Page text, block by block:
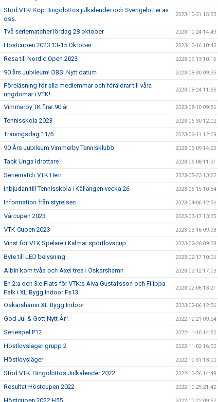
Stöd VTK! Köp Bingolottos julkalender och Sverigelotter av
oss.
2023-10-31 15:33
Två seriematcher lördag 28 oktober 2023-10-24 14:49
Höstcupen 2023 13-15 Oktober 2023-10-16 10:43
Resa till Nordic Open 2023 2023-09-13 10:16
90 års Jubileum! OBS! Nytt datum 2023-08-30 09:35
Föreläsning för alla medlemmar och föräldrar till våra
ungdomar i VTK!
2023-08-24 11:56
Vimmerby TK firar 90 år 2023-08-10 09:56
Tennisskola 2023 2023-06-30 12:02
Träningsdag 11/6 2023-06-11 12:09
90 Års Jubileum Vimmerby Tennisklubb 2023-06-09 14:29
Tack Unga Idrottare ! 2023-06-08 11:31
Seriematch VTK Herr 2023-05-23 13:22
Inbjudan till Tennisskola i Källängen vecka 26 2023-05-15 10:54
Information från styrelsen 2023-04-06 12:56
Vårcupen 2023 2023-03-17 13:35
VTK-Cupen 2023 2023-03-16 09:08
Vinst för VTK Spelare i Kalmar sportlovscup 2023-02-26 09:38
Byte till LED belysning 2023-02-17 10:06
Albin kom tvåa och Axel trea i Oskarshamn 2023-02-12 17:03
En 2:a och 3:e Plats för VTK:s Alva Gustafsson och Filippa
Falk i XL Bygg Indoor Fs13
2023-02-06 13:21
Oskarshamn XL Bygg Indoor 2023-02-06 12:56
God Jul & Gott Nytt År ! 2022-12-21 09:24
Seriespel P12 2022-11-10 14:50
Höstlovsläger grupp 2 2022-11-02 16:00
Höstlovsläger 2022-10-31 13:00
Stöd VTK. Bingolottos Julkalender 2022 2022-10-26 14:49
Resultat Höstcupen 2022 2022-10-25 21:42
Höstcupen 2022 H55